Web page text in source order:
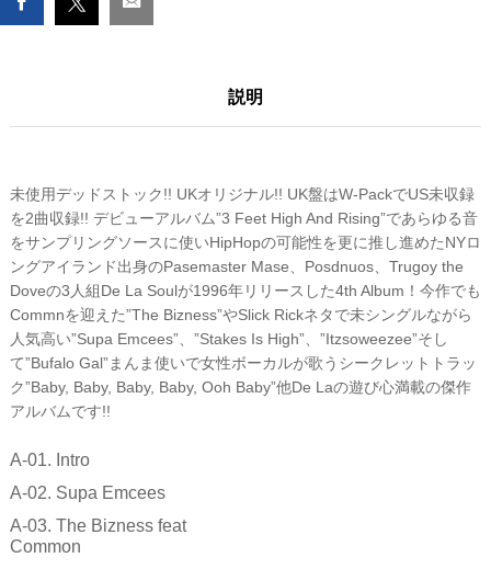
説明
未使用デッドストック!! UKオリジナル!! UK盤はW-PackでUS未収録
を2曲収録!! デビューアルバム”3 Feet High And Rising”であらゆる音
をサンプリングソースに使いHipHopの可能性を更に推し進めたNYロ
ングアイランド出身のPasemaster Mase、Posdnuos、Trugoy the
Doveの3人組De La Soulが1996年リリースした4th Album！今作でも
Commnを迎えた”The Bizness”やSlick Rickネタで未シングルながら
人気高い”Supa Emcees”、”Stakes Is High”、”Itzsoweezee”そし
て”Bufalo Gal”まんま使いで女性ボーカルが歌うシークレットトラッ
ク”Baby, Baby, Baby, Baby, Ooh Baby”他De Laの遊び心満載の傑作
アルバムです!!
A-01. Intro
A-02. Supa Emcees
A-03. The Bizness feat
Common